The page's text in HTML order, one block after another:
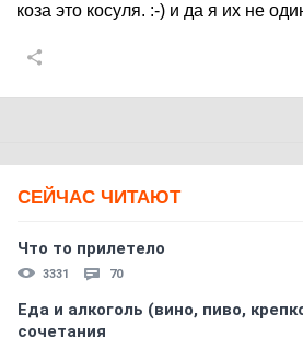
коза это косуля. :-) и да я их не
СЕЙЧАС ЧИТАЮТ
Что то прилетело
3331 70
Еда и алкоголь (вино, пиво,
сочетания